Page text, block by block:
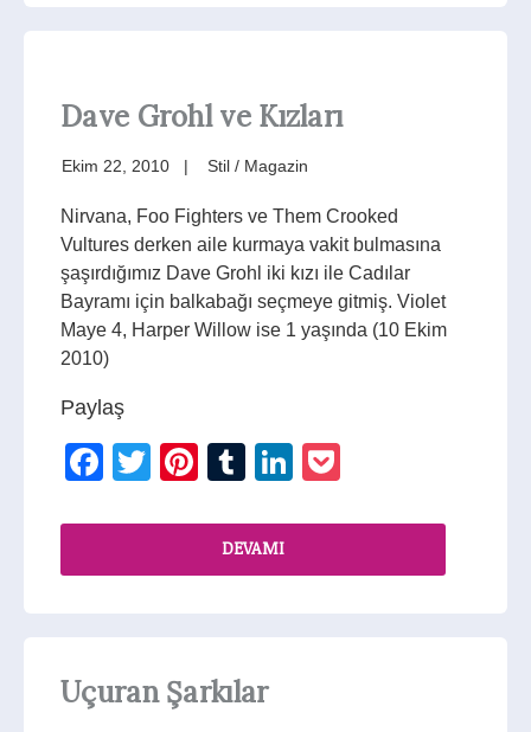
Dave Grohl ve Kızları
Ekim 22, 2010 Stil / Magazin
Nirvana, Foo Fighters ve Them Crooked
Vultures derken aile kurmaya vakit bulmasına
şaşırdığımız Dave Grohl iki kızı ile Cadılar
Bayramı için balkabağı seçmeye gitmiş. Violet
Maye 4, Harper Willow ise 1 yaşında (10 Ekim
2010)
Paylaş
Facebook
TwitterPinterest
TumblrLinkedIn
DEVAMI
Uçuran Şarkılar